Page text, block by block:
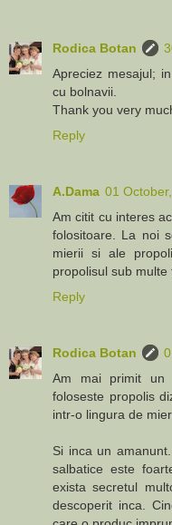
Rodica Botan
Apreciez mesajul;
cu bolnavii.
Thank you very
Reply
A.Dama 01
Am citit cu interes
folositoare. La noi
mierii si ale
propolisul sub multe
Reply
Rodica Botan
Am mai primit un
foloseste propolis
intr-o lingura de
Si inca un
salbatice este
exista secretul
descoperit inca.